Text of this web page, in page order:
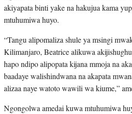
akiyapata binti yake na hakujua kama
mtuhumiwa huyo.
“Tangu alipomaliza shule ya msingi
Kilimanjaro, Beatrice alikuwa
hapo ndipo alipopata kijana mmoja na
baadaye walishindwana na akapata
alizaa naye watoto wawili wa kiume,”
Ngongolwa amedai kuwa mtuhumiwa